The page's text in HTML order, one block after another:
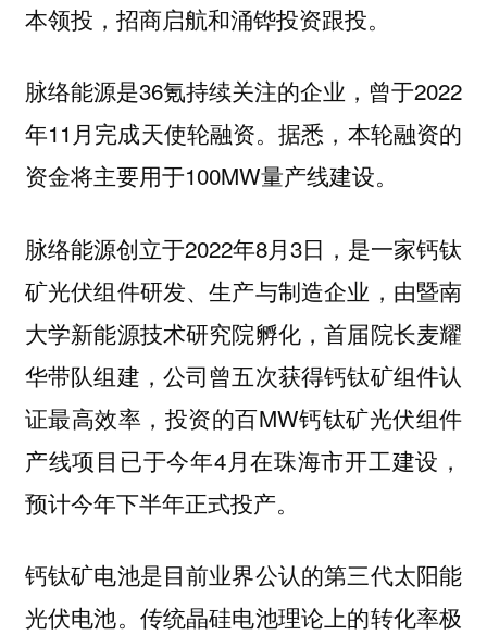
本领投，招商启航和涌铧投资跟投。
脉络能源是36氪持续关注的企业，曾于2022
年11月完成天使轮融资。据悉，本轮融资的
资金将主要用于100MW量产线建设。
脉络能源创立于2022年8月3日，是一家钙钛
矿光伏组件研发、生产与制造企业，由暨南
大学新能源技术研究院孵化，首届院长麦耀
华带队组建，公司曾五次获得钙钛矿组件认
证最高效率，投资的百MW钙钛矿光伏组件
产线项目已于今年4月在珠海市开工建设，
预计今年下半年正式投产。
钙钛矿电池是目前业界公认的第三代太阳能
光伏电池。传统晶硅电池理论上的转化率极